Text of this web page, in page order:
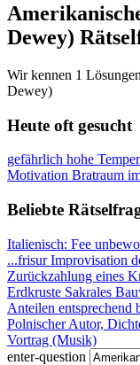
Dewey)
Wir kennen 1
Dewey)
Heute oft gesucht
gefährlich hohe
Motivation Bratraum
Beliebte
Italienisch: Fee
...frisurImprovisation
Zurückzahlung eines
Erdkruste Sakrales
Anteilen entsprechend
Polnischer Autor,
Vortrag (Musik)
enter-question